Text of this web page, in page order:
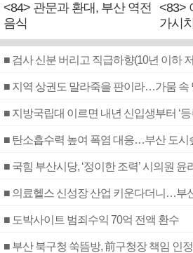
<84> 관문과 환대, 부산 역전
음식
<83>
가시치
■ 지역 상권도 말라죽을 판이라…가뭄 속
■ 지방국립대 이르면 내년 신입생부터 ‘등
■ 탄소흡수력 높여 폭염 대응…부산 도시
■ 의료헬스 신성장 산업 키운다더니…부
■ 도박사이트 범죄수익 70억 전액 환수
■ 부산 북구청 쑥뜸방, 前구청장 책임 인